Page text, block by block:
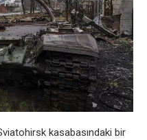
kasabasındaki bir